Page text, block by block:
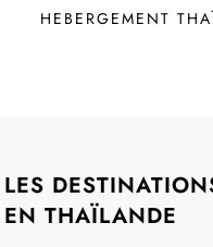
HEBERGEMENT
LES
EN THAÏLANDE